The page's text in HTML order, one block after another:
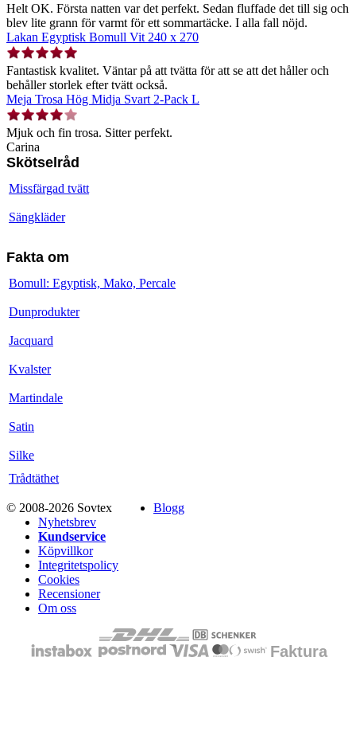
Helt OK. Första natten var det perfekt. Sedan fluffade det till sig och
blev lite grann för varmt för ett sommartäcke. I alla fall nöjd.
Lakan Egyptisk Bomull Vit 240 x 270
Fantastisk kvalitet. Väntar på att tvätta för att se att det håller och
behåller storlek efter tvätt också.
Meja Trosa Hög Midja Svart 2-Pack L
Mjuk och fin trosa. Sitter perfekt.
Carina
Skötselråd
Missfärgad tvätt
Sängkläder
Fakta om
Bomull: Egyptisk, Mako, Percale
Dunprodukter
Jacquard
Kvalster
Martindale
Satin
Silke
Trådtäthet
© 2008-2026 Sovtex
Blogg
Nyhetsbrev
Kundservice
Köpvillkor
Integritetspolicy
Cookies
Recensioner
Om oss